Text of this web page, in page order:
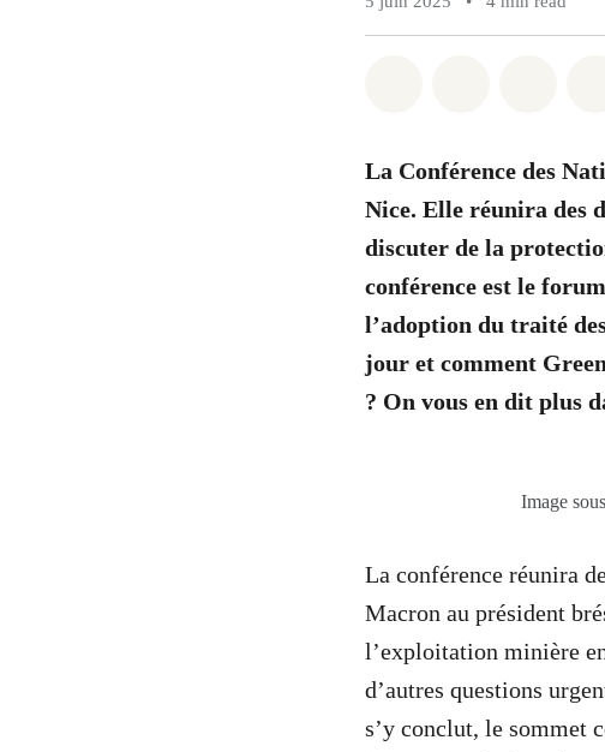
La Conférence des
Nice. Elle réunira des
discuter de la
conférence est le
l’adoption du traité
jour et comment
? On vous en dit plus
Image
La conférence réunira
Macron au président
l’exploitation minière
d’autres questions
s’y conclut, le sommet